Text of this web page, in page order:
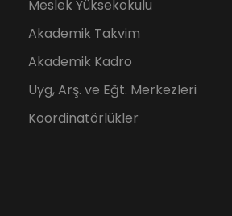
Meslek Yüksekokulu
Akademik Takvim
Akademik Kadro
Uyg, Arş. ve Eğt. Merkezleri
Koordinatörlükler